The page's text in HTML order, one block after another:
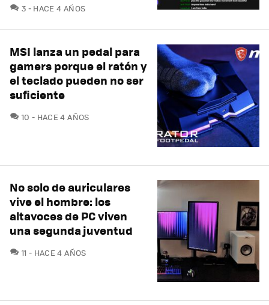
3 COMENTARIOS
HACE 4 AÑOS
MSI lanza un pedal para
gamers porque el ratón y
el teclado pueden no ser
suficiente
10 COMENTARIOS
HACE 4 AÑOS
No solo de auriculares
vive el hombre: los
altavoces de PC viven
una segunda juventud
11 COMENTARIOS
HACE 4 AÑOS